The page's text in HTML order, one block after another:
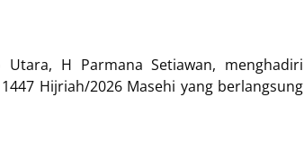
Utara, H Parmana Setiawan, menghadiri
Hijriah/2026 Masehi yang berlangsung